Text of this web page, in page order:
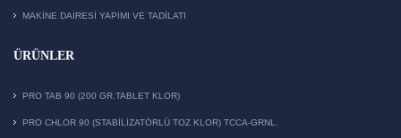
MAKİNE DAİRESİ YAPIMI VE TADİLATI
ÜRÜNLER
PRO TAB 90 (200 GR.TABLET KLOR)
PRO CHLOR 90 (STABILIZATÖRLÜ TOZ KLOR) TCCA-GRNL.